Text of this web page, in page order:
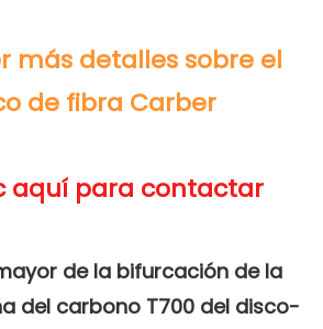
más detalles sobre el
marco de fibra Carber
Haga clic aquí para contactar
de la bifurcación de la
del carbono T700 del disco-